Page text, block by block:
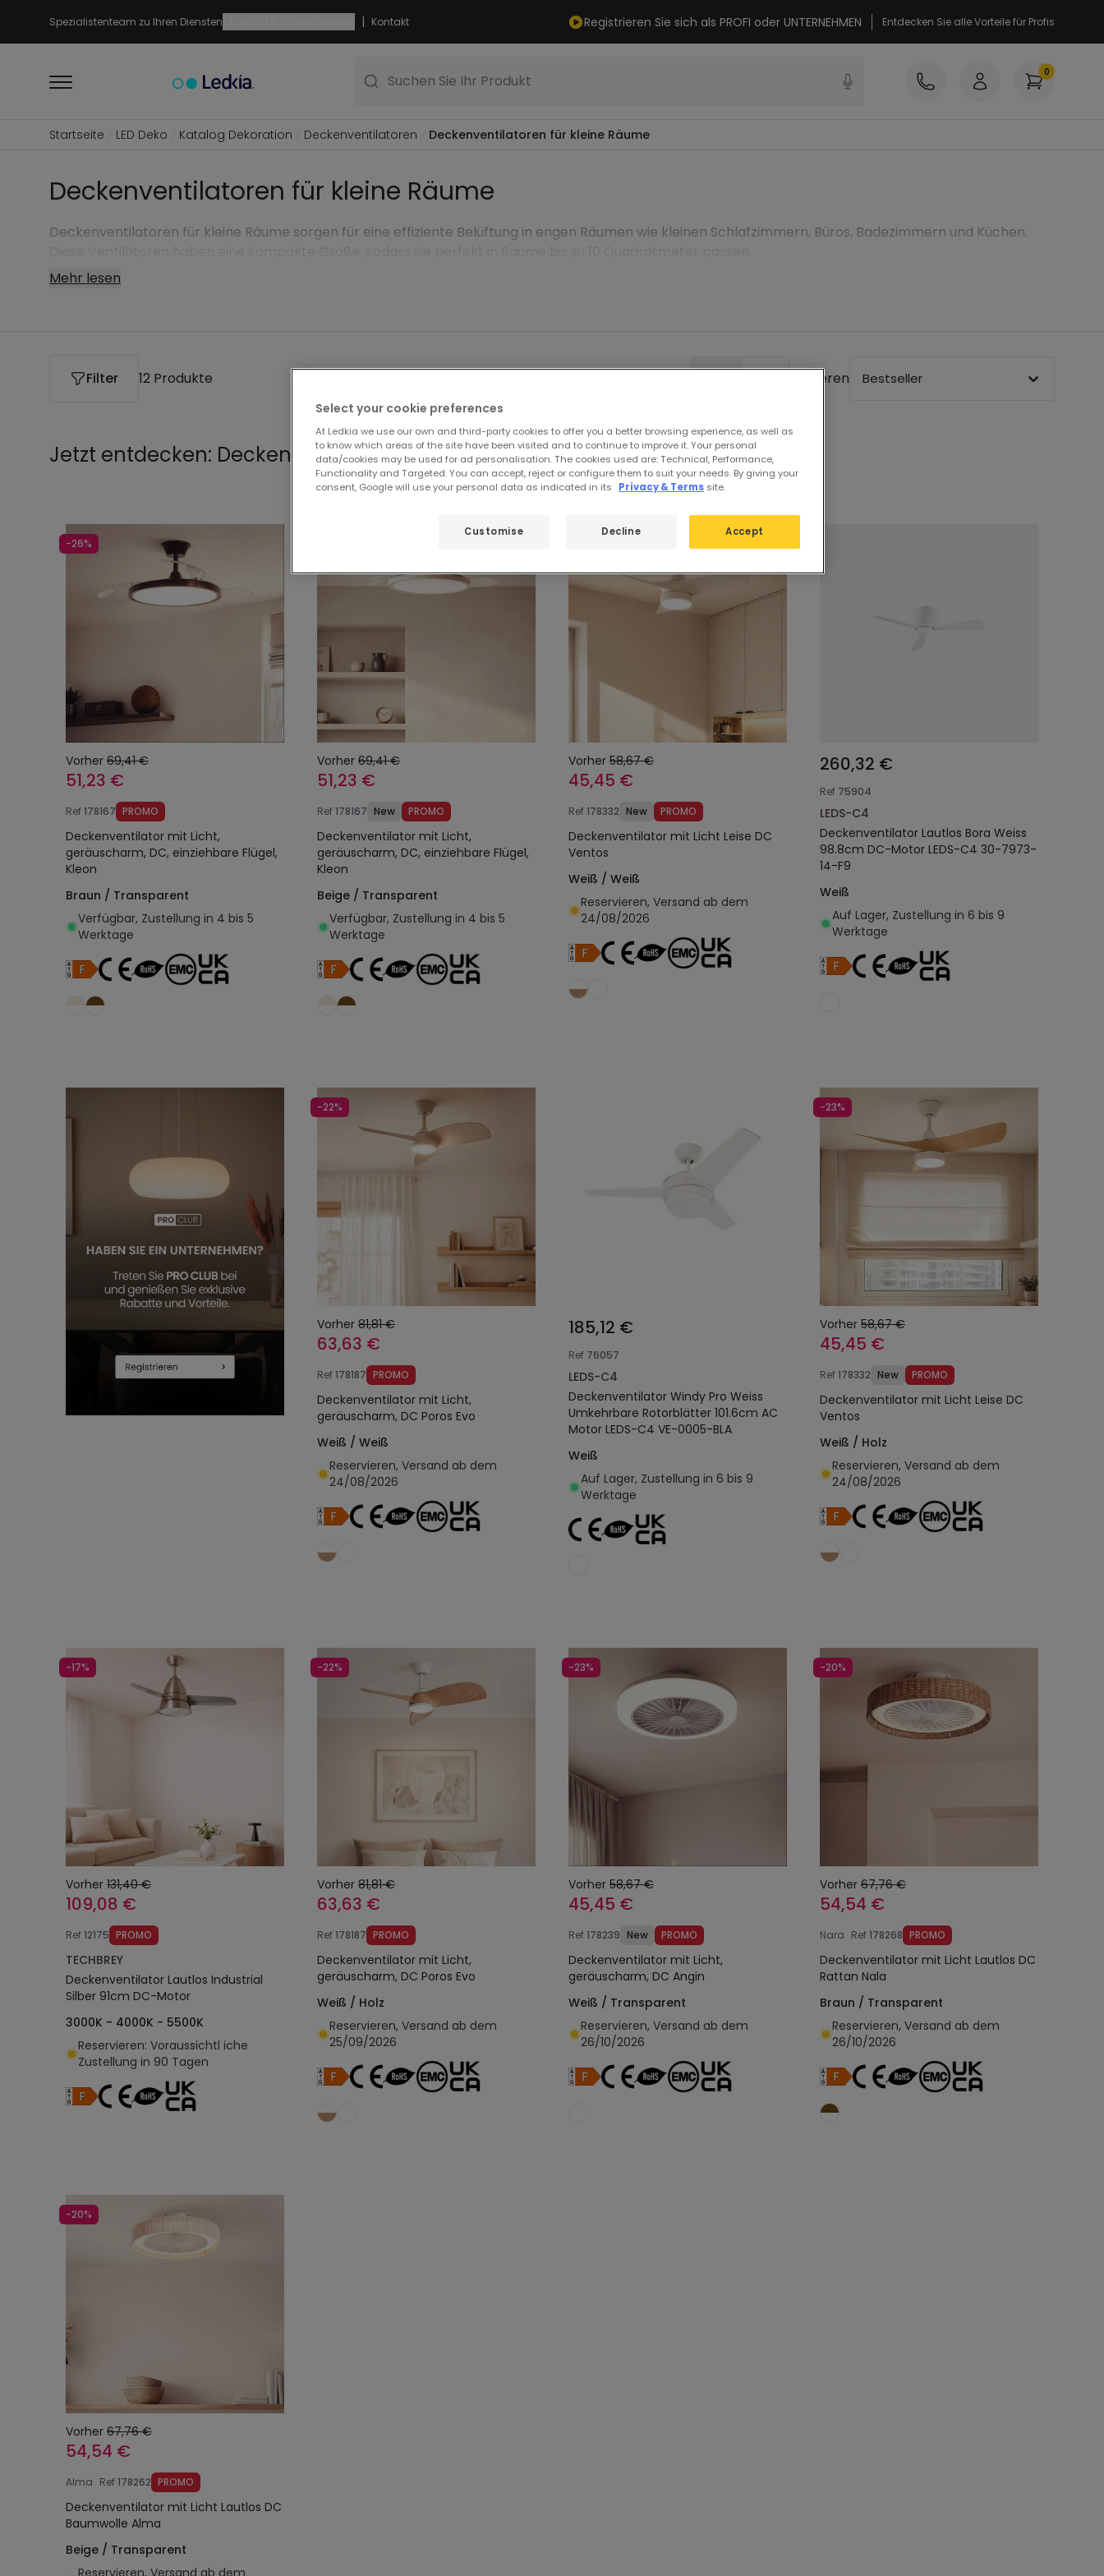
Spezialistenteam zu Ihren Diensten | Kontakt Registrieren Sie sich als PROFI oder UNTERNEHMEN Entdecken Sie alle Vorteile für Profis
Suchen Sie Ihr Produkt 0
Startseite LED Deko Katalog Dekoration Deckenventilatoren Deckenventilatoren für kleine Räume
Deckenventilatoren für kleine Räume
Deckenventilatoren für kleine Räume sorgen für eine effiziente Belüftung in engen Räumen wie kleinen Schlafzimmern, Büros, Badezimmern und Küchen.
Mehr lesen
Filter 12 Produkte Sortieren Bestseller
Jetzt entdecken: Deckenventilatoren für kleine Räume
-26%
Vorher 69,41 €
51,23 €
Ref178167 PROMO
Deckenventilator mit Licht,
geräuscharm, DC, einziehbare Flügel,
Kleon
Braun / Transparent
Verfügbar, Zustellung in 4 bis 5
Werktage
Vorher 69,41 €
51,23 €
Ref178167 New PROMO
Deckenventilator mit Licht,
geräuscharm, DC, einziehbare Flügel,
Kleon
Beige / Transparent
Verfügbar, Zustellung in 4 bis 5
Werktage
Vorher 58,67 €
45,45 €
Ref178332 New PROMO
Deckenventilator mit Licht Leise DC
Ventos
Weiß / Weiß
Reservieren, Versand ab dem
24/08/2026
260,32 €
Ref 75904
LEDS-C4
Deckenventilator Lautlos Bora Weiss
98.8cm DC-Motor LEDS-C4 30-7973-
14-F9
Weiß
Auf Lager, Zustellung in 6 bis 9
Werktage
-22%
Vorher 81,81 €
63,63 €
Ref178187 PROMO
Deckenventilator mit Licht,
geräuscharm, DC Poros Evo
Weiß / Weiß
Reservieren, Versand ab dem
24/08/2026
185,12 €
Ref 76057
LEDS-C4
Deckenventilator Windy Pro Weiss
Umkehrbare Rotorblätter 101.6cm AC
Motor LEDS-C4 VE-0005-BLA
Weiß
Auf Lager, Zustellung in 6 bis 9
Werktage
-23%
Vorher 58,67 €
45,45 €
Ref178332 New PROMO
Deckenventilator mit Licht Leise DC
Ventos
Weiß / Holz
Reservieren, Versand ab dem
24/08/2026
-17%
Vorher 131,40 €
109,08 €
Ref12175 PROMO
TECHBREY
Deckenventilator Lautlos Industrial
Silber 91cm DC-Motor
3000K - 4000K - 5500K
Reservieren: Voraussichtl iche
Zustellung in 90 Tagen
-22%
Vorher 81,81 €
63,63 €
Ref178187 PROMO
Deckenventilator mit Licht,
geräuscharm, DC Poros Evo
Weiß / Holz
Reservieren, Versand ab dem
25/09/2026
-23%
Vorher 58,67 €
45,45 €
Ref178239 New PROMO
Deckenventilator mit Licht,
geräuscharm, DC Angin
Weiß / Transparent
Reservieren, Versand ab dem
26/10/2026
-20%
Vorher 67,76 €
54,54 €
Nara Ref178268 PROMO
Deckenventilator mit Licht Lautlos DC
Rattan Nala
Braun / Transparent
Reservieren, Versand ab dem
26/10/2026
-20%
Vorher 67,76 €
54,54 €
Alma Ref178262 PROMO
Deckenventilator mit Licht Lautlos DC
Baumwolle Alma
Beige / Transparent
Reservieren, Versand ab dem
Select your cookie preferences
At Ledkia we use our own and third-party cookies to offer you a better browsing experience, as well as
to know which areas of the site have been visited and to continue to improve it. Your personal
data/cookies may be used for ad personalisation. The cookies used are: Technical, Performance,
Functionality and Targeted. You can accept, reject or configure them to suit your needs. By giving your
consent, Google will use your personal data as indicated in its
Privacy & Terms site.
Decline Accept
Customise